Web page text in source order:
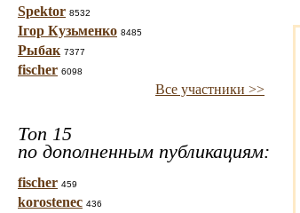
Spektor 8532
Ігор Кузьменко 8485
Рыбак 7377
fischer 6098
Все участники >>
Топ 15
по дополненным публикациям:
fischer 459
korostenec 436